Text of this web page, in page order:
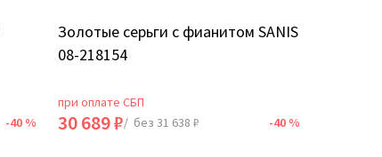
-40 %
Золотые серьги с фианитом SANIS
08-218154
при оплате СБП
30 689 ₽/ без 31 638 ₽ -40 %